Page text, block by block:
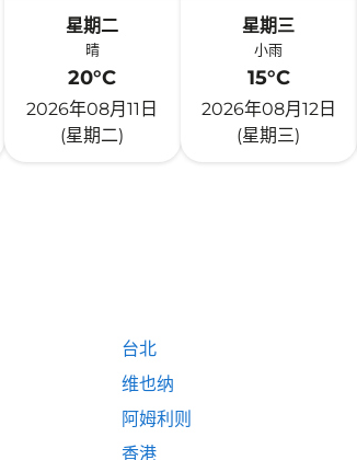
星期二
晴
20°C
2026年08月11日
(星期二)
星期三
小雨
15°C
2026年08月12日
(星期三)
台北
维也纳
阿姆利则
香港